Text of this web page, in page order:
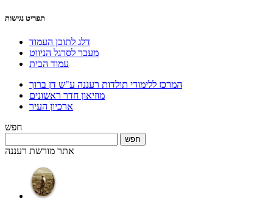
תפריט נגישות
דלג לתוכן העמוד
מעבר לסרגל הניווט
עמוד הבית
המרכז ללימודי תולדות רעננה ע"ש דן ברוך
מוזיאון חדר ראשונים
ארכיון העיר
חפש
אתר מורשת רעננה